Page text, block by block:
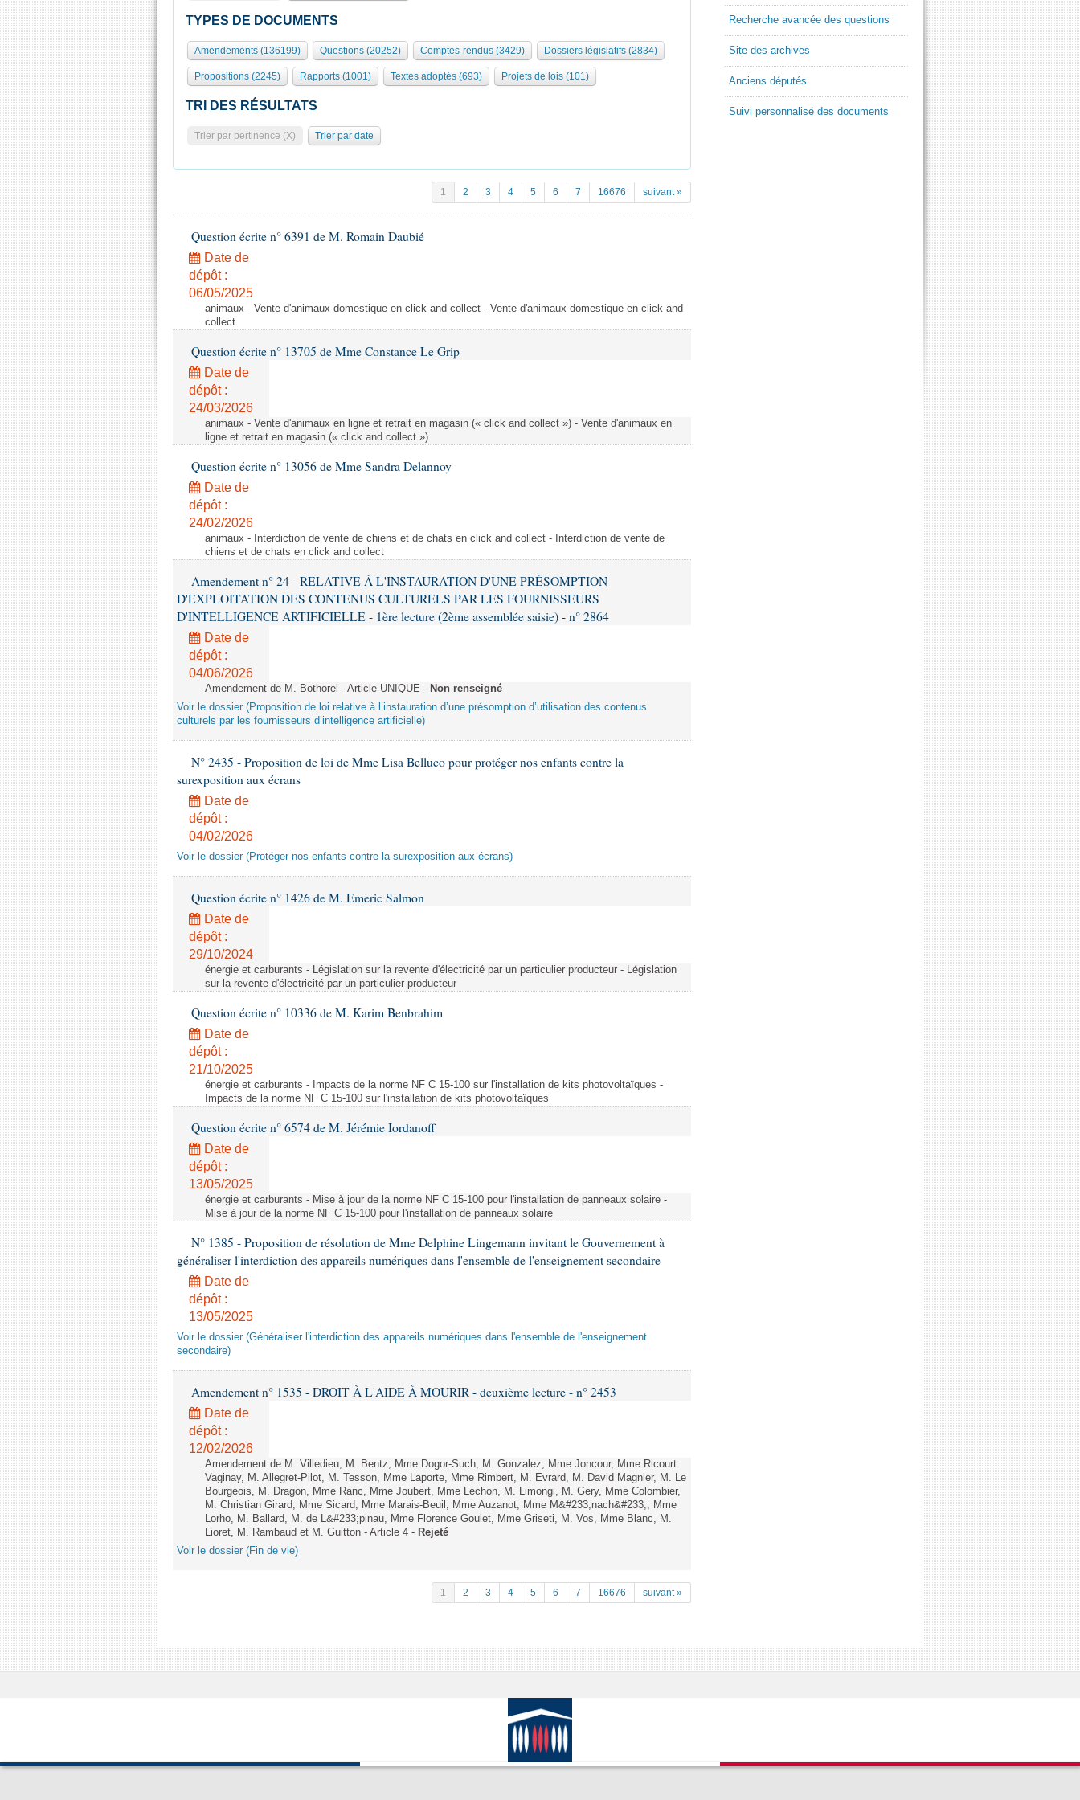
TYPES DE DOCUMENTS
Amendements (136199) Questions (20252) Comptes-rendus (3429) Dossiers législatifs (2834)
Propositions (2245) Rapports (1001) Textes adoptés (693) Projets de lois (101)
TRI DES RÉSULTATS
Trier par pertinence (X) Trier par date
1 2 3 4 5 6 7 16676 suivant »
Question écrite n° 6391 de M. Romain Daubié
Date de
dépôt :
06/05/2025
animaux - Vente d'animaux domestique en click and collect - Vente d'animaux domestique en click and
collect
Question écrite n° 13705 de Mme Constance Le Grip
Date de
dépôt :
24/03/2026
animaux - Vente d'animaux en ligne et retrait en magasin (« click and collect ») - Vente d'animaux en
ligne et retrait en magasin (« click and collect »)
Question écrite n° 13056 de Mme Sandra Delannoy
Date de
dépôt :
24/02/2026
animaux - Interdiction de vente de chiens et de chats en click and collect - Interdiction de vente de
chiens et de chats en click and collect
Amendement n° 24 - RELATIVE À L'INSTAURATION D'UNE PRÉSOMPTION
D'EXPLOITATION DES CONTENUS CULTURELS PAR LES FOURNISSEURS
D'INTELLIGENCE ARTIFICIELLE - 1ère lecture (2ème assemblée saisie) - n° 2864
Date de
dépôt :
04/06/2026
Amendement de M. Bothorel - Article UNIQUE - Non renseigné
Voir le dossier (Proposition de loi relative à l’instauration d’une présomption d’utilisation des contenus
culturels par les fournisseurs d’intelligence artificielle)
N° 2435 - Proposition de loi de Mme Lisa Belluco pour protéger nos enfants contre la
surexposition aux écrans
Date de
dépôt :
04/02/2026
Voir le dossier (Protéger nos enfants contre la surexposition aux écrans)
Question écrite n° 1426 de M. Emeric Salmon
Date de
dépôt :
29/10/2024
énergie et carburants - Législation sur la revente d'électricité par un particulier producteur - Législation
sur la revente d'électricité par un particulier producteur
Question écrite n° 10336 de M. Karim Benbrahim
Date de
dépôt :
21/10/2025
énergie et carburants - Impacts de la norme NF C 15-100 sur l'installation de kits photovoltaïques -
Impacts de la norme NF C 15-100 sur l'installation de kits photovoltaïques
Question écrite n° 6574 de M. Jérémie Iordanoff
Date de
dépôt :
13/05/2025
énergie et carburants - Mise à jour de la norme NF C 15-100 pour l'installation de panneaux solaire -
Mise à jour de la norme NF C 15-100 pour l'installation de panneaux solaire
N° 1385 - Proposition de résolution de Mme Delphine Lingemann invitant le Gouvernement à
généraliser l'interdiction des appareils numériques dans l'ensemble de l'enseignement secondaire
Date de
dépôt :
13/05/2025
Voir le dossier (Généraliser l'interdiction des appareils numériques dans l'ensemble de l'enseignement
secondaire)
Amendement n° 1535 - DROIT À L'AIDE À MOURIR - deuxième lecture - n° 2453
Date de
dépôt :
12/02/2026
Amendement de M. Villedieu, M. Bentz, Mme Dogor-Such, M. Gonzalez, Mme Joncour, Mme Ricourt
Vaginay, M. Allegret-Pilot, M. Tesson, Mme Laporte, Mme Rimbert, M. Evrard, M. David Magnier, M. Le
Bourgeois, M. Dragon, Mme Ranc, Mme Joubert, Mme Lechon, M. Limongi, M. Gery, Mme Colombier,
M. Christian Girard, Mme Sicard, Mme Marais-Beuil, Mme Auzanot, Mme M&#233;nach&#233;, Mme
Lorho, M. Ballard, M. de L&#233;pinau, Mme Florence Goulet, Mme Griseti, M. Vos, Mme Blanc, M.
Lioret, M. Rambaud et M. Guitton - Article 4 - Rejeté
Voir le dossier (Fin de vie)
1 2 3 4 5 6 7 16676 suivant »
Recherche avancée des questions
Site des archives
Anciens députés
Suivi personnalisé des documents